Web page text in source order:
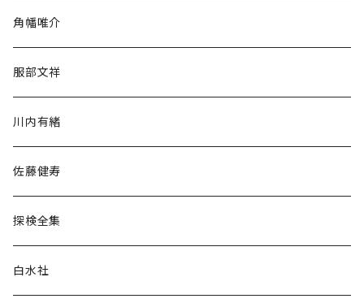
民族・風習
言語・ことば
角幡唯介
服部文祥
川内有緒
佐藤健寿
探検全集
白水社